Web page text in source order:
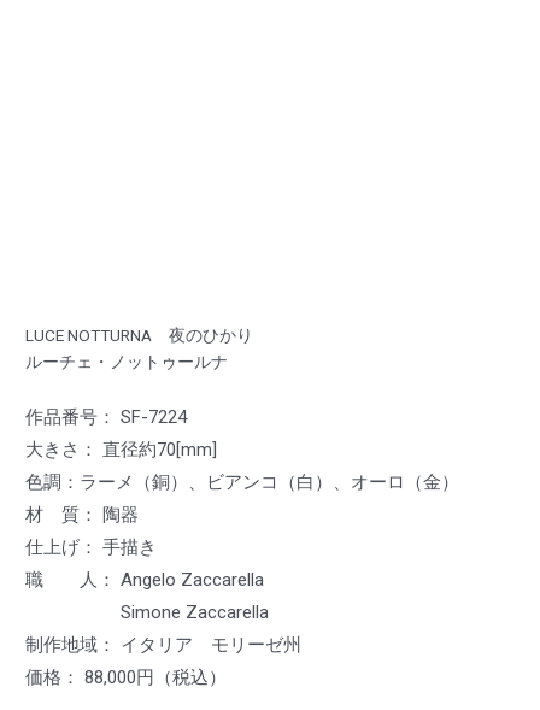
LUCE NOTTURNA 夜のひかり
ルーチェ・ノットゥールナ
作品番号： SF-7224
大きさ： 直径約70[mm]
色調：ラーメ（銅）、ビアンコ（白）、オーロ（金）
材 質： 陶器
仕上げ： 手描き
職 人： Angelo Zaccarella
Simone Zaccarella
制作地域： イタリア モリーゼ州
価格： 88,000円（税込）